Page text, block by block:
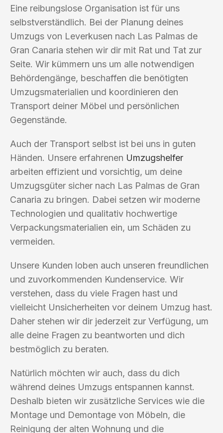
Eine reibungslose Organisation ist für uns
selbstverständlich. Bei der Planung deines
Umzugs von Leverkusen nach Las Palmas de
Gran Canaria stehen wir dir mit Rat und Tat zur
Seite. Wir kümmern uns um alle notwendigen
Behördengänge, beschaffen die benötigten
Umzugsmaterialien und koordinieren den
Transport deiner Möbel und persönlichen
Gegenstände.
Auch der Transport selbst ist bei uns in guten
Händen. Unsere erfahrenen Umzugshelfer
arbeiten effizient und vorsichtig, um deine
Umzugsgüter sicher nach Las Palmas de Gran
Canaria zu bringen. Dabei setzen wir moderne
Technologien und qualitativ hochwertige
Verpackungsmaterialien ein, um Schäden zu
vermeiden.
Unsere Kunden loben auch unseren freundlichen
und zuvorkommenden Kundenservice. Wir
verstehen, dass du viele Fragen hast und
vielleicht Unsicherheiten vor deinem Umzug hast.
Daher stehen wir dir jederzeit zur Verfügung, um
alle deine Fragen zu beantworten und dich
bestmöglich zu beraten.
Natürlich möchten wir auch, dass du dich
während deines Umzugs entspannen kannst.
Deshalb bieten wir zusätzliche Services wie die
Montage und Demontage von Möbeln, die
Reinigung der alten Wohnung und die